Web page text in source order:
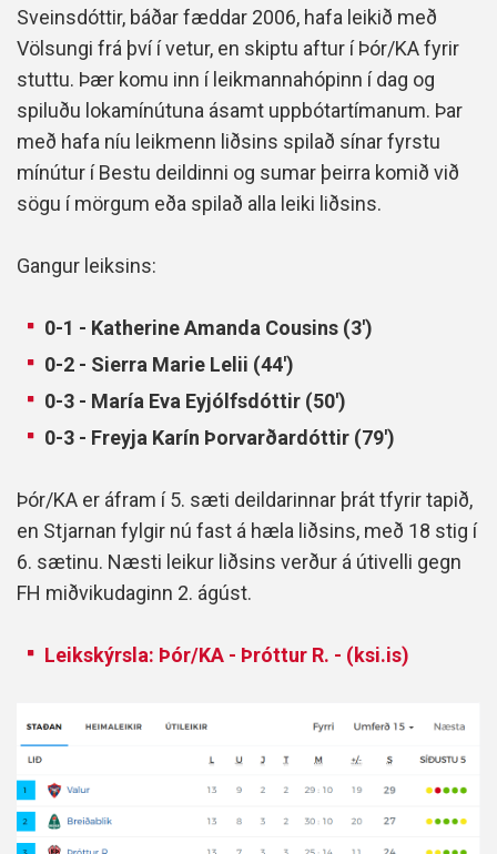
Sveinsdóttir, báðar fæddar 2006, hafa leikið með
Völsungi frá því í vetur, en skiptu aftur í Þór/KA fyrir
stuttu. Þær komu inn í leikmannahópinn í dag og
spiluðu lokamínútuna ásamt uppbótartímanum. Þar
með hafa níu leikmenn liðsins spilað sínar fyrstu
mínútur í Bestu deildinni og sumar þeirra komið við
sögu í mörgum eða spilað alla leiki liðsins.
Gangur leiksins:
0-1 - Katherine Amanda Cousins (3')
0-2 - Sierra Marie Lelii (44')
0-3 - María Eva Eyjólfsdóttir (50')
0-3 - Freyja Karín Þorvarðardóttir (79')
Þór/KA er áfram í 5. sæti deildarinnar þrát tfyrir tapið,
en Stjarnan fylgir nú fast á hæla liðsins, með 18 stig í
6. sætinu. Næsti leikur liðsins verður á útivelli gegn
FH miðvikudaginn 2. ágúst.
Leikskýrsla: Þór/KA - Þróttur R. - (ksi.is)